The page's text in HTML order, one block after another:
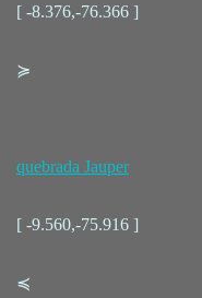
[ -8.376,-76.366 ]
≽
quebrada Jauper
[ -9.560,-75.916 ]
≼